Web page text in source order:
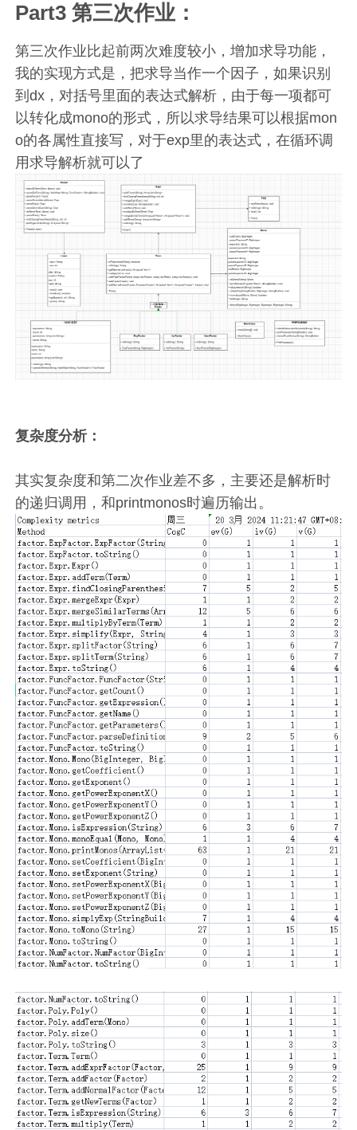
Part3 第三次作业：
第三次作业比起前两次难度较小，增加求导功能，
我的实现方式是，把求导当作一个因子，如果识别
到dx，对括号里面的表达式解析，由于每一项都可
以转化成mono的形式，所以求导结果可以根据mon
o的各属性直接写，对于exp里的表达式，在循环调
用求导解析就可以了
复杂度分析：
其实复杂度和第二次作业差不多，主要还是解析时
的递归调用，和printmonos时遍历输出。